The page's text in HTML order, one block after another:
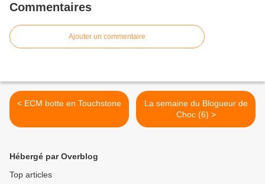
Commentaires
Ajouter un commentaire
< ECM botte en Touchstone
La semaine du Blogueur de
Choc (6) >
Hébergé par Overblog
Top articles